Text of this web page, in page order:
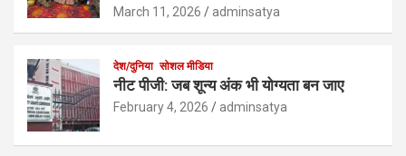
March 11, 2026 adminsatya
देश/दुनिया सोशल मीडिया
नीट पीजी: जब शून्य अंक भी योग्यता बन जाए
February 4, 2026 adminsatya